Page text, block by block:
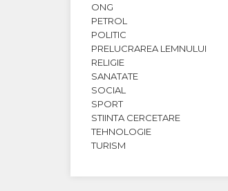
ONG
PETROL
POLITIC
PRELUCRAREA LEMNULUI
RELIGIE
SANATATE
SOCIAL
SPORT
STIINTA CERCETARE
TEHNOLOGIE
TURISM